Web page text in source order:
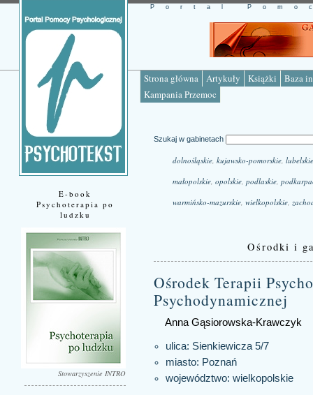
Strona główna Artykuły Książki
Baza
Kampania Przemoc
Portal
E-book
Psychoterapia po
ludzku
Stowarzyszenie INTRO
Szukaj w gabinetach
dolnośląskie, kujawsko-pomorskie, lubelskie
małopolskie, opolskie, podlaskie,
warmińsko-mazurskie, wielkopolskie,
Ośrodki i
Ośrodek Terapii
Psychodynamicznej
Anna Gąsiorowska-Krawczyk
ulica: Sienkiewicza 5/7
miasto: Poznań
województwo: wielkopolskie